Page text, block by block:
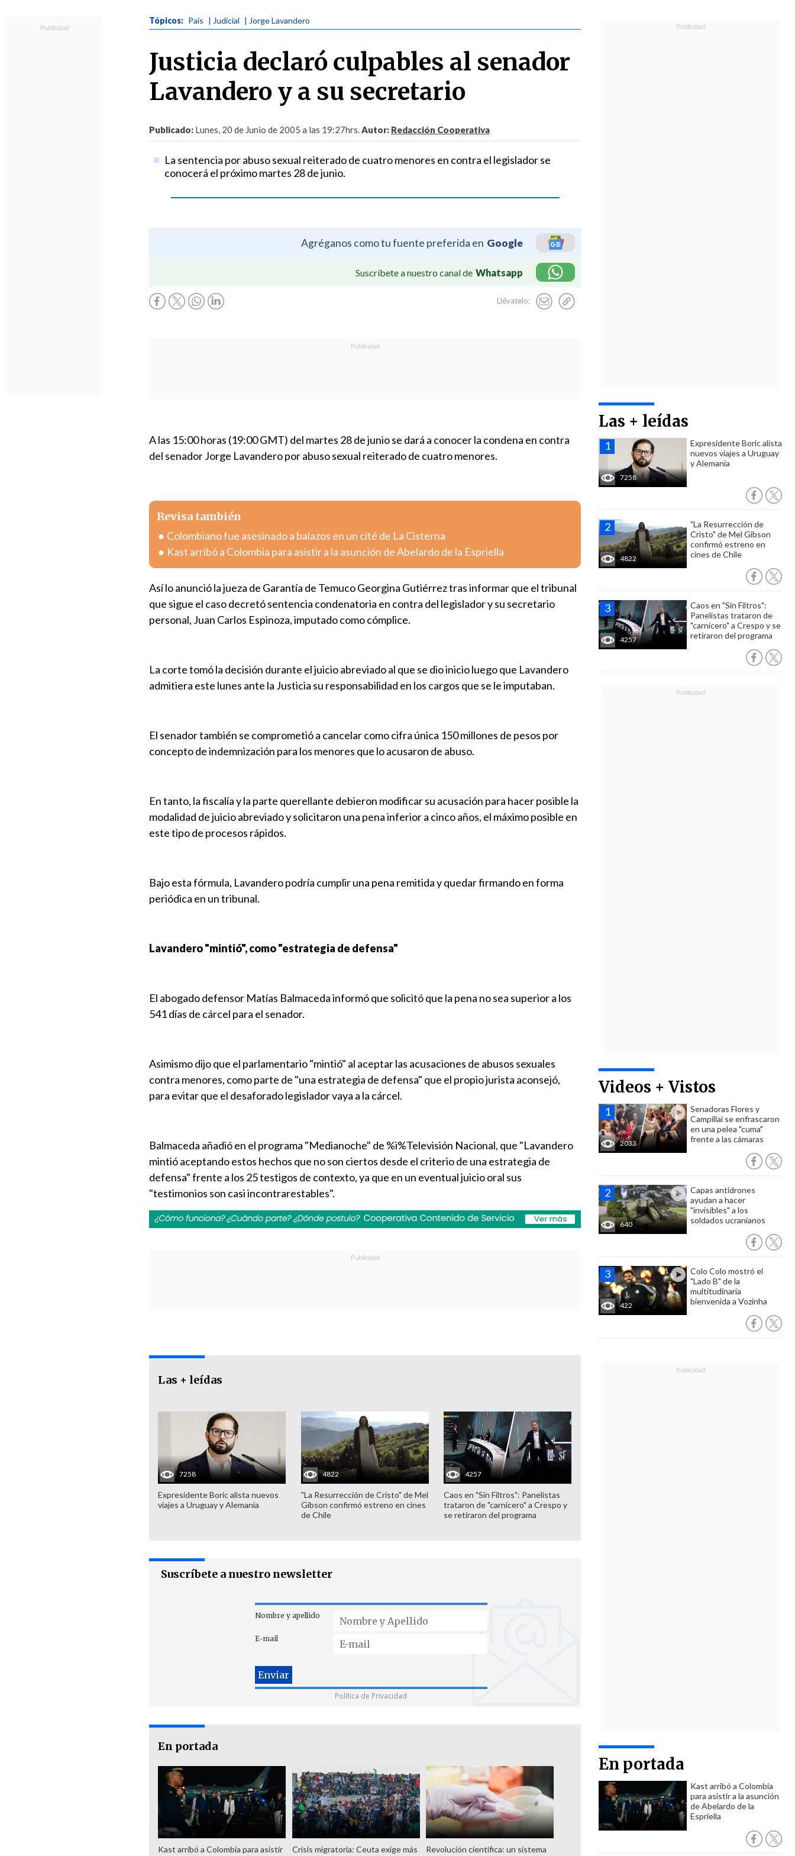
Tópicos: País | Judicial | Jorge Lavandero
Justicia declaró culpables al senador
Lavandero y a su secretario
Publicado: Lunes, 20 de Junio de 2005 a las 19:27hrs.Autor: Redacción Cooperativa
La sentencia por abuso sexual reiterado de cuatro menores en contra el legislador se
conocerá el próximo martes 28 de junio.
Agréganos como tu fuente preferida en Google
Suscríbete a nuestro canal de Whatsapp
Llévatelo:
Las + leídas
7258
Expresidente Boric alista
nuevos viajes a Uruguay
y Alemania
4822
"La Resurrección de
Cristo" de Mel Gibson
confirmó estreno en
cines de Chile
4257
Caos en "Sin Filtros":
Panelistas trataron de
"carnicero" a Crespo y se
retiraron del programa
Videos + Vistos
2033
Senadoras Flores y
Campillai se enfrascaron
en una pelea "cuma"
frente a las cámaras
640
Capas antidrones
ayudan a hacer
"invisibles" a los
soldados ucranianos
422
Colo Colo mostró el
"Lado B" de la
multitudinaria
bienvenida a Vozinha
En portada
Kast arribó a Colombia
para asistir a la asunción
de Abelardo de la
Espriella
A las 15:00 horas (19:00 GMT) del martes 28 de junio se dará a conocer la condena en contra
del senador Jorge Lavandero por abuso sexual reiterado de cuatro menores.
Revisa también
Colombiano fue asesinado a balazos en un cité de La Cisterna
Kast arribó a Colombia para asistir a la asunción de Abelardo de la Espriella
Así lo anunció la jueza de Garantía de Temuco Georgina Gutiérrez tras informar que el tribunal
que sigue el caso decretó sentencia condenatoria en contra del legislador y su secretario
personal, Juan Carlos Espinoza, imputado como cómplice.
La corte tomó la decisión durante el juicio abreviado al que se dio inicio luego que Lavandero
admitiera este lunes ante la Justicia su responsabilidad en los cargos que se le imputaban.
El senador también se comprometió a cancelar como cifra única 150 millones de pesos por
concepto de indemnización para los menores que lo acusaron de abuso.
En tanto, la fiscalía y la parte querellante debieron modificar su acusación para hacer posible la
modalidad de juicio abreviado y solicitaron una pena inferior a cinco años, el máximo posible en
este tipo de procesos rápidos.
Bajo esta fórmula, Lavandero podría cumplir una pena remitida y quedar firmando en forma
periódica en un tribunal.
Lavandero "mintió", como "estrategia de defensa"
El abogado defensor Matías Balmaceda informó que solicitó que la pena no sea superior a los
541 días de cárcel para el senador.
Asimismo dijo que el parlamentario "mintió" al aceptar las acusaciones de abusos sexuales
contra menores, como parte de "una estrategia de defensa" que el propio jurista aconsejó,
para evitar que el desaforado legislador vaya a la cárcel.
Balmaceda añadió en el programa "Medianoche" de %i%Televisión Nacional, que "Lavandero
mintió aceptando estos hechos que no son ciertos desde el criterio de una estrategia de
defensa" frente a los 25 testigos de contexto, ya que en un eventual juicio oral sus
"testimonios son casi incontrarestables".
Las + leídas
7258
Expresidente Boric alista nuevos
viajes a Uruguay y Alemania
4822
"La Resurrección de Cristo" de Mel
Gibson confirmó estreno en cines
de Chile
4257
Caos en "Sin Filtros": Panelistas
trataron de "carnicero" a Crespo y
se retiraron del programa
Suscríbete a nuestro newsletter
Nombre y apellido
E-mail
Política de Privacidad
En portada
Kast arribó a Colombia para asistir
Crisis migratoria: Ceuta exige más
Revolución científica: un sistema